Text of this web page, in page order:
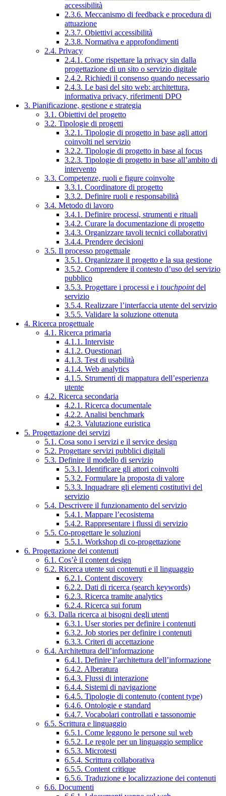
accessibilità
2.3.6. Meccanismo di feedback e procedura di
attuazione
2.3.7. Obiettivi accessibilità
2.3.8. Normativa e approfondimenti
2.4. Privacy
2.4.1. Come rispettare la privacy sin dalla
progettazione di un sito o servizio digitale
2.4.2. Richiedi il consenso quando necessario
2.4.3. Le basi del sito web: architettura,
informativa privacy, riferimenti DPO
3. Pianificazione, gestione e strategia
3.1. Obiettivi del progetto
3.2. Tipologie di progetti
3.2.1. Tipologie di progetto in base agli attori
coinvolti nel servizio
3.2.2. Tipologie di progetto in base al focus
3.2.3. Tipologie di progetto in base all’ambito di
intervento
3.3. Competenze, ruoli e figure coinvolte
3.3.1. Coordinatore di progetto
3.3.2. Definire ruoli e responsabilità
3.4. Metodo di lavoro
3.4.1. Definire processi, strumenti e rituali
3.4.2. Curare la documentazione di progetto
3.4.3. Organizzare tavoli tecnici collaborativi
3.4.4. Prendere decisioni
3.5. Il processo progettuale
3.5.1. Organizzare il progetto e la sua gestione
3.5.2. Comprendere il contesto d’uso del servizio
pubblico
3.5.3. Progettare i processi e i touchpointdel
servizio
3.5.4. Realizzare l’interfaccia utente del servizio
3.5.5. Validare la soluzione ottenuta
4. Ricerca progettuale
4.1. Ricerca primaria
4.1.1. Interviste
4.1.2. Questionari
4.1.3. Test di usabilità
4.1.4. Web analytics
4.1.5. Strumenti di mappatura dell’esperienza
utente
4.2. Ricerca secondaria
4.2.1. Ricerca documentale
4.2.2. Analisi benchmark
4.2.3. Valutazione euristica
5. Progettazione dei servizi
5.1. Cosa sono i servizi e il service design
5.2. Progettare servizi pubblici digitali
5.3. Definire il modello di servizio
5.3.1. Identificare gli attori coinvolti
5.3.2. Formulare la proposta di valore
5.3.3. Inquadrare gli elementi costitutivi del
servizio
5.4. Descrivere il funzionamento del servizio
5.4.1. Mappare l’ecosistema
5.4.2. Rappresentare i flussi di servizio
5.5. Co-progettare le soluzioni
5.5.1. Workshop di co-progettazione
6. Progettazione dei contenuti
6.1. Cos’è il content design
6.2. Ricerca utente sui contenuti e il linguaggio
6.2.1. Content discovery
6.2.2. Dati di ricerca (search keywords)
6.2.3. Ricerca tramite analytics
6.2.4. Ricerca sui forum
6.3. Dalla ricerca ai bisogni degli utenti
6.3.1. User stories per definire i contenuti
6.3.2. Job stories per definire i contenuti
6.3.3. Criteri di accettazione
6.4. Architettura dell’informazione
6.4.1. Definire l’architettura dell’informazione
6.4.2. Alberatura
6.4.3. Flussi di interazione
6.4.4. Sistemi di navigazione
6.4.5. Tipologie di contenuto (content type)
6.4.6. Ontologie e standard
6.4.7. Vocabolari controllati e tassonomie
6.5. Scrittura e linguaggio
6.5.1. Come leggono le persone sul web
6.5.2. Le regole per un linguaggio semplice
6.5.3. Microtesti
6.5.4. Scrittura collaborativa
6.5.5. Content critique
6.5.6. Traduzione e localizzazione dei contenuti
6.6. Documenti